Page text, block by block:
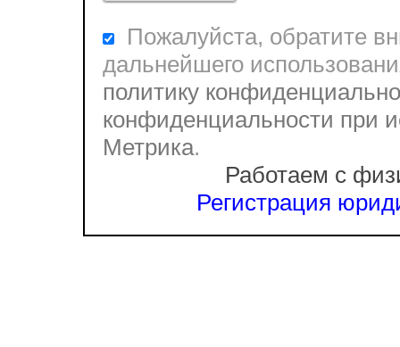
Пожалуйста, обратите
дальнейшего
политику
конфиденциальности при
Метрика.
Работаем с
Регистрация